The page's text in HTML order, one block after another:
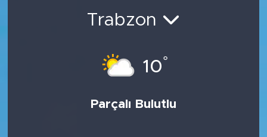
Trabzon
10°
Parçalı Bulutlu